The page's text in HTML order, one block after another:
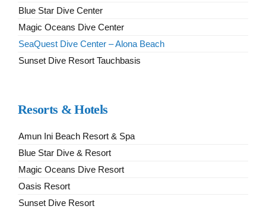
Blue Star Dive Center
Magic Oceans Dive Center
SeaQuest Dive Center – Alona Beach
Sunset Dive Resort Tauchbasis
Resorts & Hotels
Amun Ini Beach Resort & Spa
Blue Star Dive & Resort
Magic Oceans Dive Resort
Oasis Resort
Sunset Dive Resort